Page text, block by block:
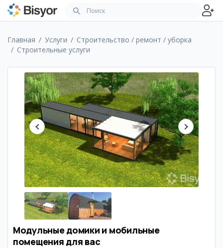
Главная Услуги
Строительство / ремонт / уборка
Cтроительные услуги
Модульные домики и мобильные
помещения для вас